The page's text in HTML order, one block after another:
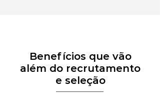
Benefícios que vão
além do recrutamento
e seleção